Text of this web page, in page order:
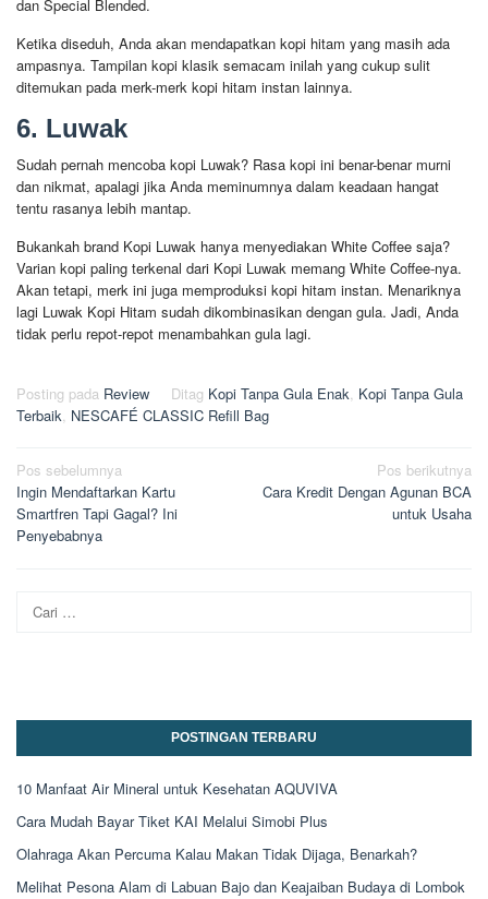
dan Special Blended.
Ketika diseduh, Anda akan mendapatkan kopi hitam yang masih ada
ampasnya. Tampilan kopi klasik semacam inilah yang cukup sulit
ditemukan pada merk-merk kopi hitam instan lainnya.
6. Luwak
Sudah pernah mencoba kopi Luwak? Rasa kopi ini benar-benar murni
dan nikmat, apalagi jika Anda meminumnya dalam keadaan hangat
tentu rasanya lebih mantap.
Bukankah brand Kopi Luwak hanya menyediakan White Coffee saja?
Varian kopi paling terkenal dari Kopi Luwak memang White Coffee-nya.
Akan tetapi, merk ini juga memproduksi kopi hitam instan. Menariknya
lagi Luwak Kopi Hitam sudah dikombinasikan dengan gula. Jadi, Anda
tidak perlu repot-repot menambahkan gula lagi.
Posting pada Review Ditag Kopi Tanpa Gula Enak, Kopi Tanpa Gula
Terbaik, NESCAFÉ CLASSIC Refill Bag
Navigasi
pos
Pos sebelumnya
Ingin Mendaftarkan Kartu
Smartfren Tapi Gagal? Ini
Penyebabnya
Pos berikutnya
Cara Kredit Dengan Agunan BCA
untuk Usaha
untuk:
POSTINGAN TERBARU
10 Manfaat Air Mineral untuk Kesehatan AQUVIVA
Cara Mudah Bayar Tiket KAI Melalui Simobi Plus
Olahraga Akan Percuma Kalau Makan Tidak Dijaga, Benarkah?
Melihat Pesona Alam di Labuan Bajo dan Keajaiban Budaya di Lombok